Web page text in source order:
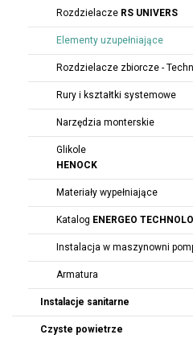
Rozdzielacze RS UNIVERS
Elementy uzupełniające
Rozdzielacze zbiorcze -
Rury i kształtki systemowe
Narzędzia monterskie
Glikole
HENOCK
Materiały wypełniające
Katalog ENERGEO
Instalacja w maszynowni
Armatura
Instalacje sanitarne
Czyste powietrze